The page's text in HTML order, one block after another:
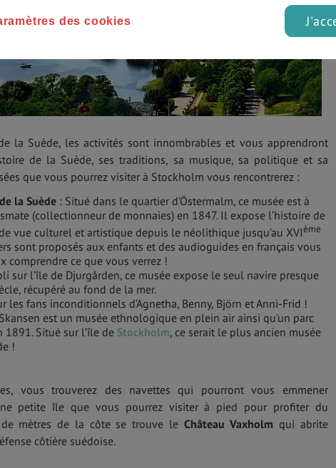
la Suède, les activités sont innombrables et vous apprendront
de la Suède, ses traditions, sa musique, sa politique et sa
que vous pourrez visiter à Stockholm vous rencontrerez :
la Suède : Situé dans le quartier d’Östermalm, ce musée est à
(collectionneur de monnaies) en 1847. Il expose l’histoire de
vue culturel et artistique depuis le néolithique jusqu’au XVIème
sont proposés aux enfants et des audioguides en français vous
comprendre ce que vous verrez !
sur l’île de Djurgården, ce musée expose le seul navire presque
récupéré au fond de la mer.
les fans inconditionnels d’Agnetha, Benny, Björn et Anni-Frid !
est un musée ethnologique en plein air ainsi qu'un parc
Situé sur l’île de Stockholm, ce serait le plus ancien musée
!
vous trouverez des navettes qui pourront vous emmener
petite île que vous pourrez visiter à pied pour profiter du
mètres de la côte se trouve le Château Vaxholm qui abrite
côtière suédoise.
des cookies